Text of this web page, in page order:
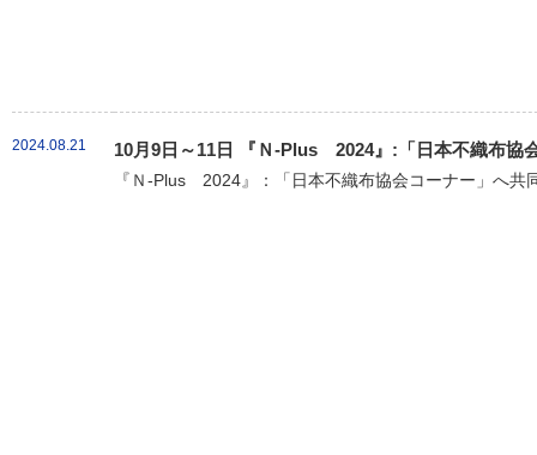
2024.08.21 10月9日～11日 『Ｎ-Plus 2024』:「日本不織布協
『Ｎ-Plus 2024』：「日本不織布協会コーナー」へ共